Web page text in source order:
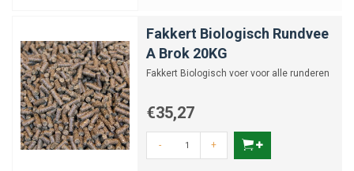
Fakkert Biologisch Rundvee
A Brok 20KG
Fakkert Biologisch voer voor alle runderen
€35,27
- +